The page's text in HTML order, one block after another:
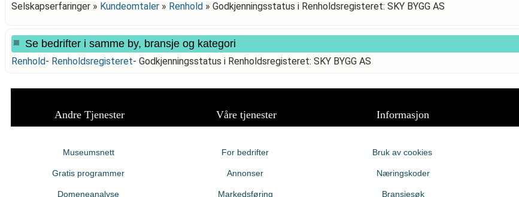
Selskapserfaringer » Kundeomtaler » Renhold » Godkjenningsstatus i Renholdsregisteret: SKY BYGG AS
Se bedrifter i samme by, bransje og kategori
Renhold- Renholdsregisteret- Godkjenningsstatus i Renholdsregisteret: SKY BYGG AS
Andre Tjenester Våre tjenester Informasjon
Museumsnett
Gratis programmer
Domeneanalyse
For bedrifter
Annonser
Markedsføring
Bruk av cookies
Næringskoder
Bransjesøk